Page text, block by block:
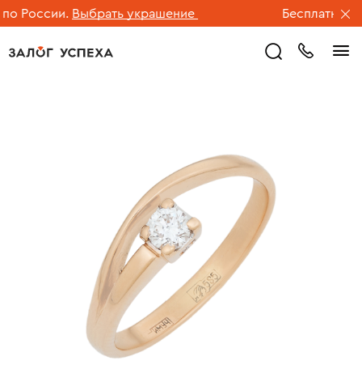
России. Выбрать украшение Бесплатная